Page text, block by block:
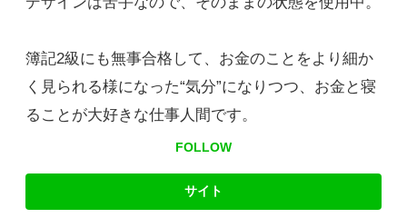
簿記2級にも無事合格して、お金のことをより細か
く見られる様になった“気分”になりつつ、お金と寝
ることが大好きな仕事人間です。
FOLLOW